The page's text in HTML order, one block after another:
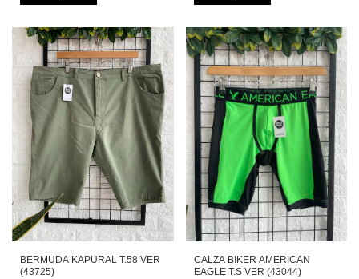
BERMUDA KAPURAL T.58 VER
(43725)
CALZA BIKER AMERICAN
EAGLE T.S VER (43044)